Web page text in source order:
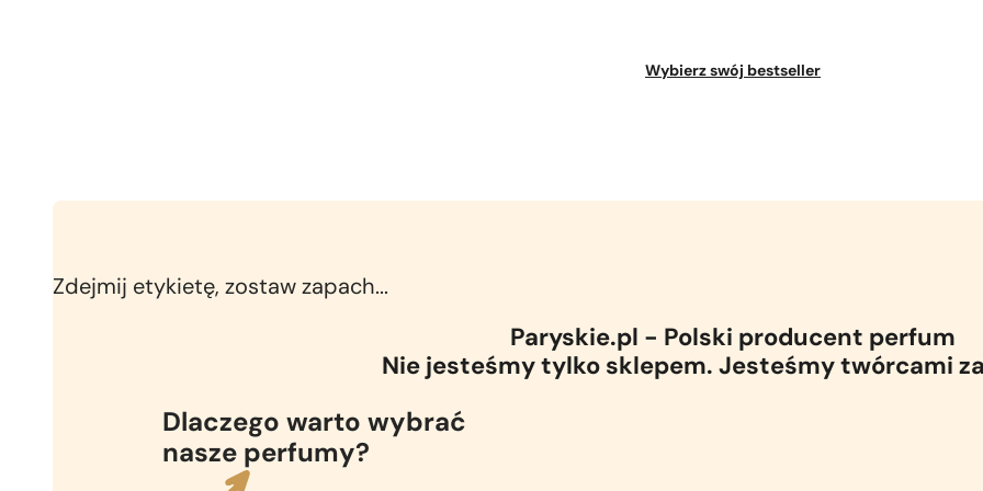
Wybierz swój bestseller
Zdejmij etykietę, zostaw zapach...
Paryskie.pl - Polski producent perfum
Nie jesteśmy tylko sklepem. Jesteśmy twórcami
Dlaczego warto wybrać
nasze perfumy?